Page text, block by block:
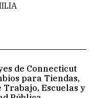
de Connecticut
para Tiendas,
Trabajo, Escuelas y